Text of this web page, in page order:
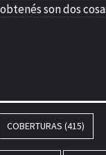
son dos
COBERTURAS (415)